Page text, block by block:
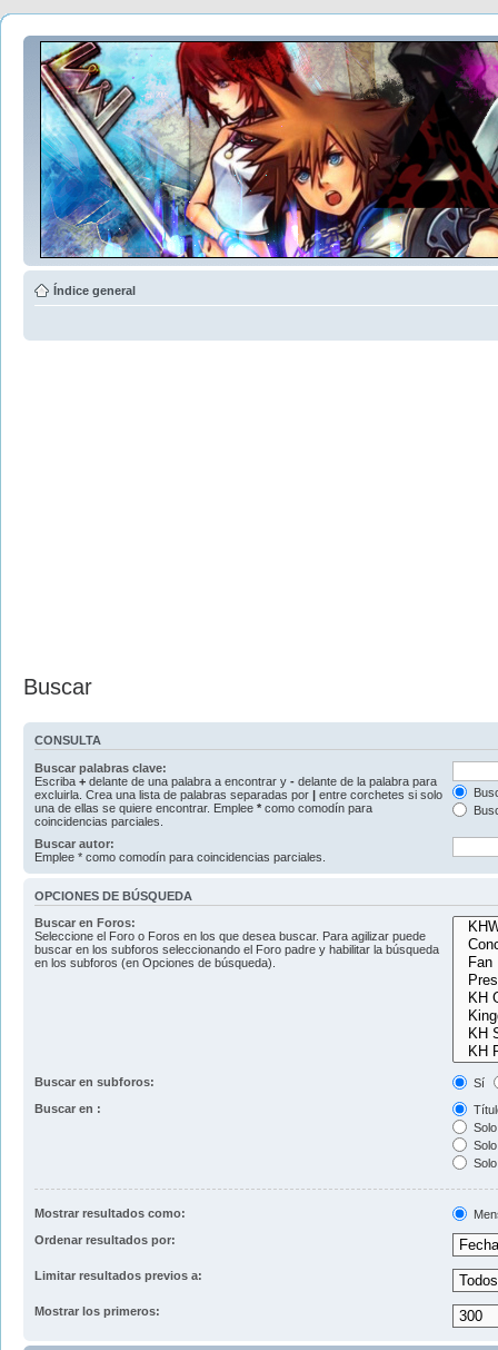
Índice general
Buscar
CONSULTA
Buscar palabras clave:
Escriba + delante de una palabra a encontrar y - delante de la palabra para
excluirla. Crea una lista de palabras separadas por | entre corchetes si solo
una de ellas se quiere encontrar. Emplee * como comodín para
coincidencias parciales.
Buscar autor:
Emplee * como comodín para coincidencias parciales.
OPCIONES DE BÚSQUEDA
Buscar en Foros:
Seleccione el Foro o Foros en los que desea buscar. Para agilizar puede
buscar en los subforos seleccionando el Foro padre y habilitar la búsqueda
en los subforos (en Opciones de búsqueda).
Buscar en subforos:
Sí
Buscar en :
Mostrar resultados como:
Ordenar resultados por:
Limitar resultados previos a:
Mostrar los primeros: